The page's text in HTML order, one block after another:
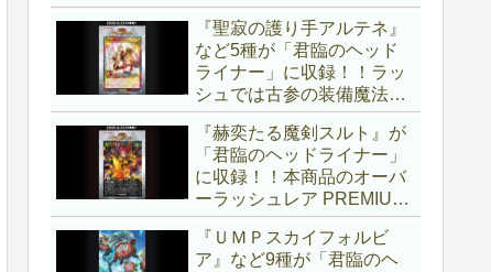
ターとサポーターが登
場！！性能の高さはもちろ
ん、イラストから推察され
る背景ストーリーも興味深
い……。【遊戯王ラッシュ
デュエル】
『聖寂の護り手アルテネ』
など5種が「君臨のヘッド
ライナー」に収録！！ラッ
シュでは古参の装備魔法
『アルテネの加護』がテー
マ化！！3種のユニオンが
存在し、天使族では汎用的
なサポーターとなります
ね！！【遊戯王ラッシュデ
ュエル】
『赫奕たる魔剣スルト』が
「君臨のヘッドライナー」
に収録！！本商品のオーバ
ーラッシュレア PREMIUM
BLACK Ver.枠！！初の下級
モンスターで、「ヘルシ
ィ」と相性抜群なバウンス
『ＵＭＰスカイフォルビ
ア』など9種が「君臨のヘ